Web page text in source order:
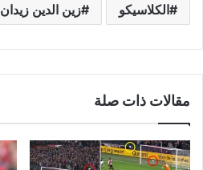
الكلاسيكو زين الدين زيدان
مقالات ذات صلة